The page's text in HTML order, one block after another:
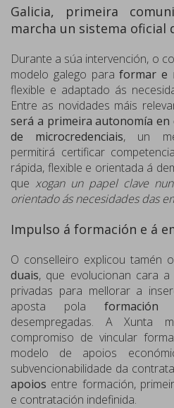
Galicia, primeira
marcha un sistema oficial
Durante a súa intervención, o
modelo galego paraformar e
flexible e adaptado ás
Entre as novidades máis
será a primeira autonomía en
de microcredenciais, un
permitirá certificar
rápida, flexible e orientada á
que xogan un papel clave
orientado ás necesidades das
Impulso á formación e á
O conselleiro explicou tamén
duais, que evolucionan cara
privadas para mellorar a
aposta polaformación
desempregadas. A Xunta
compromiso de vincular
modelo de apoios
subvencionabilidade da
apoios entre formación,
e contratación indefinida.